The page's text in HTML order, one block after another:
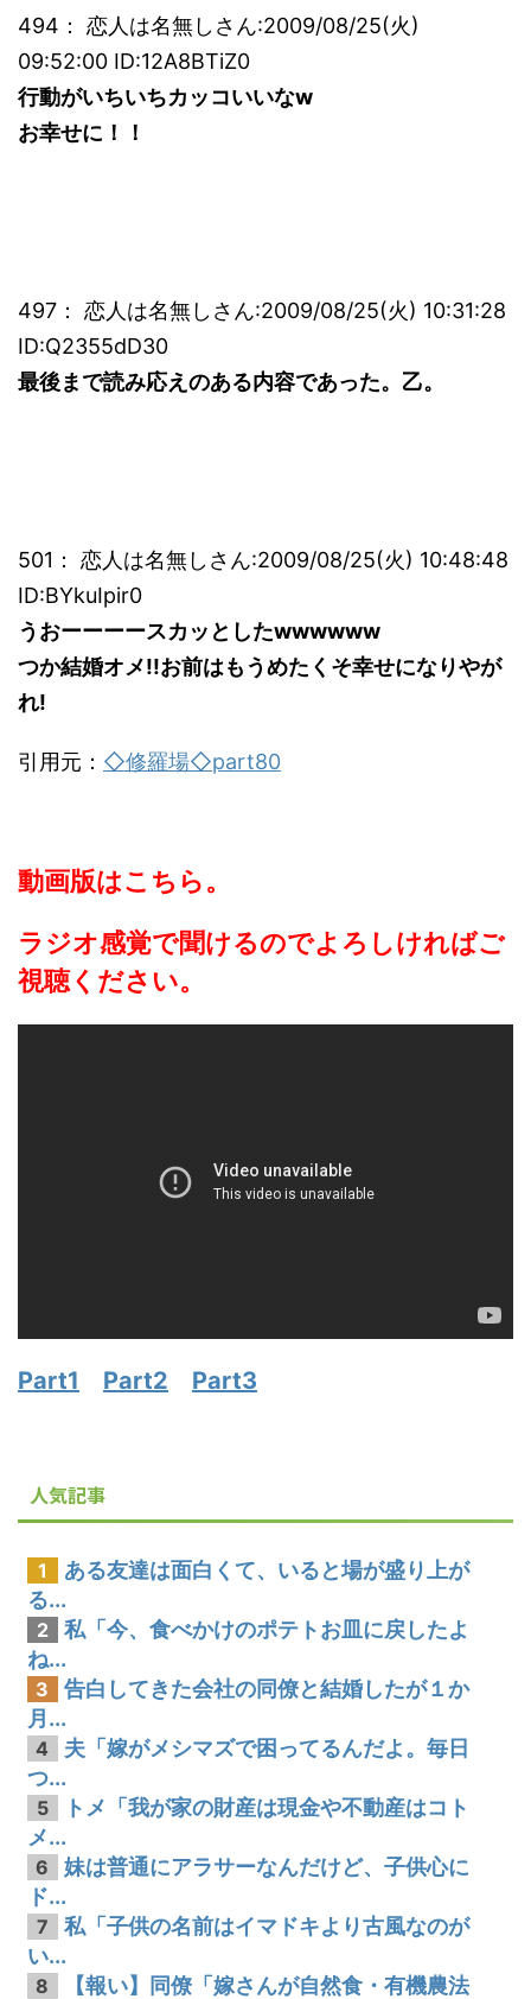
494： 恋人は名無しさん:2009/08/25(火)
09:52:00 ID:12A8BTiZ0
行動がいちいちカッコいいなw
お幸せに！！
497： 恋人は名無しさん:2009/08/25(火) 10:31:28
ID:Q2355dD30
最後まで読み応えのある内容であった。乙。
501： 恋人は名無しさん:2009/08/25(火) 10:48:48
ID:BYkuIpir0
うおーーーースカッとしたwwwwww
つか結婚オメ!!お前はもうめたくそ幸せになりやが
れ!
引用元： ◇修羅場◇part80
動画版はこちら。
ラジオ感覚で聞けるのでよろしければご
視聴ください。
Part1 Part2 Part3
人気記事
1
ある友達は面白くて、いると場が盛り上が
る...
2
私「今、食べかけのポテトお皿に戻したよ
ね...
3
告白してきた会社の同僚と結婚したが１か
月...
4
夫「嫁がメシマズで困ってるんだよ。毎日
つ...
5
トメ「我が家の財産は現金や不動産はコト
メ...
6
妹は普通にアラサーなんだけど、子供心に
ド...
7
私「子供の名前はイマドキより古風なのが
い...
8
【報い】同僚「嫁さんが自然食・有機農法